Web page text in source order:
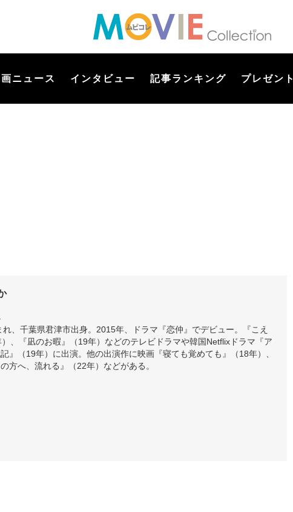
ニュース インタビュー 記事ランキング プレゼント
れ、千葉県君津市出身。2015年、ドラマ『恋仲』でデビュー。『こえ
、『凪のお暇』（19年）などのテレビドラマや韓国Netflixドラマ『ア
』（19年）に出演。他の出演作に映画『寝ても覚めても』（18年）、
方へ、流れる』（22年）などがある。